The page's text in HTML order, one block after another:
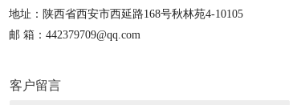
地址：陕西省西安市西延路168号秋林苑4-10105
邮 箱：442379709@qq.com
客户留言